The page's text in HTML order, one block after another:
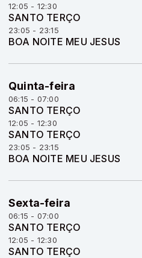
12:05 - 12:30
SANTO TERÇO
23:05 - 23:15
BOA NOITE MEU JESUS
Quinta-feira
06:15 - 07:00
SANTO TERÇO
12:05 - 12:30
SANTO TERÇO
23:05 - 23:15
BOA NOITE MEU JESUS
Sexta-feira
06:15 - 07:00
SANTO TERÇO
12:05 - 12:30
SANTO TERÇO